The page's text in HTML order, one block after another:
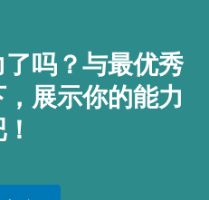
吗？与最优秀
展示你的能力